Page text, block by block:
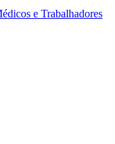
e Trabalhadores